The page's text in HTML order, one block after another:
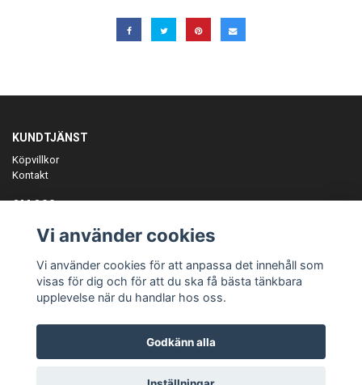
KUNDTJÄNST
Köpvillkor
Kontakt
OM OSS
ANMÄL DIG TILL VÅRT NYHETSBREV
Prenumerera
Vi använder cookies
Vi använder cookies för att anpassa det innehåll som
visas för dig och för att du ska få bästa tänkbara
upplevelse när du handlar hos oss.
Godkänn alla